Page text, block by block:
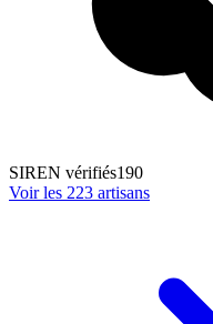
SIREN vérifiés190
Voir les 223 artisans